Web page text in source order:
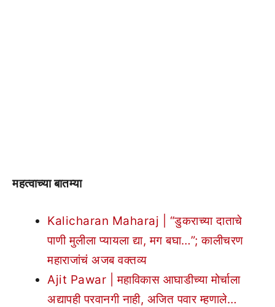
महत्वाच्या बातम्या
Kalicharan Maharaj | “डुकराच्या दाताचे
पाणी मुलीला प्यायला द्या, मग बघा…”; कालीचरण
महाराजांचं अजब वक्तव्य
Ajit Pawar | महाविकास आघाडीच्या मोर्चाला
अद्यापही परवानगी नाही, अजित पवार म्हणाले…